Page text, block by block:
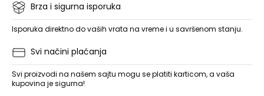
Brza i sigurna isporuka
Isporuka direktno do vaših vrata na vreme i u savršenom stanju.
Svi načini plaćanja
Svi proizvodi na našem sajtu mogu se platiti karticom, a vaša
kupovina je sigurna!